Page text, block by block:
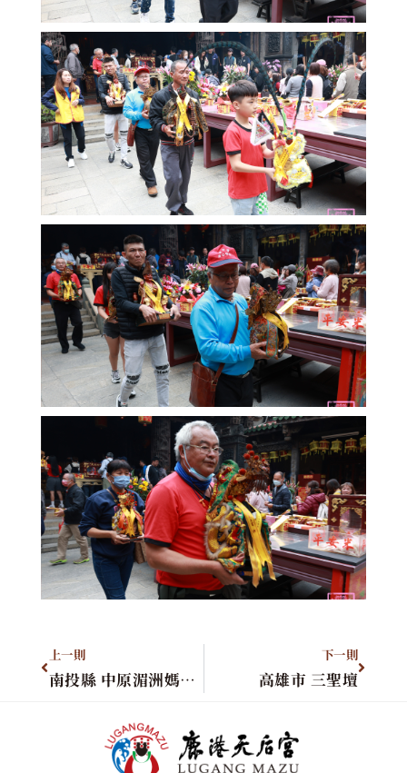
上一則
南投縣 中原湄洲媽祖會
下一則
高雄市 三聖壇